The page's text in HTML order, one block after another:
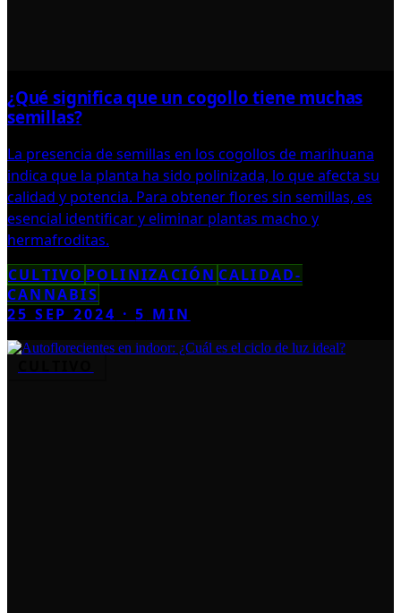
¿Qué significa que un cogollo tiene muchas
semillas?
La presencia de semillas en los cogollos de marihuana
indica que la planta ha sido polinizada, lo que afecta su
calidad y potencia. Para obtener flores sin semillas, es
esencial identificar y eliminar plantas macho y
hermafroditas.
CULTIVO POLINIZACIÓN CALIDAD-
CANNABIS
25 SEP 2024 ·5 MIN